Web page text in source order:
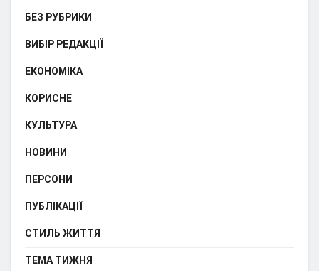
БЕЗ РУБРИКИ
ВИБІР РЕДАКЦІЇ
ЕКОНОМІКА
КОРИСНЕ
КУЛЬТУРА
НОВИНИ
ПЕРСОНИ
ПУБЛІКАЦІЇ
СТИЛЬ ЖИТТЯ
ТЕМА ТИЖНЯ